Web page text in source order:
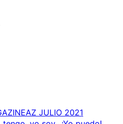
JULIO 2021